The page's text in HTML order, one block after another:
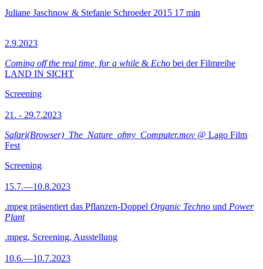
Juliane Jaschnow & Stefanie Schroeder 2015 17 min
2.9.2023
Coming off the real time, for a while & Echo bei der Filmreihe
LAND IN SICHT
Screening
21. - 29.7.2023
Safari(Browser)_The_Nature_ofmy_Computer.mov @ Lago Film
Fest
Screening
15.7.—10.8.2023
.mpeg präsentiert das Pflanzen-Doppel Organic Techno und Power
Plant
.mpeg, Screening, Ausstellung
10.6.—10.7.2023